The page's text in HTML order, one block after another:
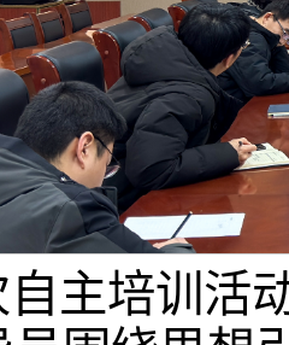
主培训活